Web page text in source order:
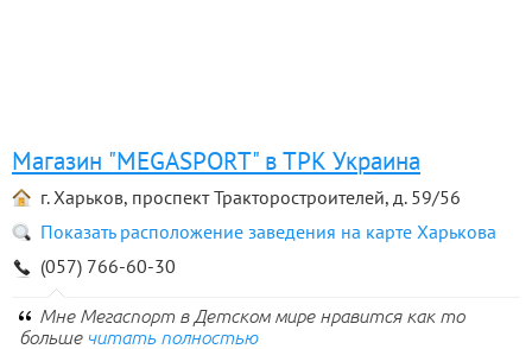
Магазин "MEGASPORT" в ТРК Украина
г. Харьков, проспект Тракторостроителей, д. 59/56
Показать расположение заведения на карте Харькова
(057) 766-60-30
Мне Мегаспорт в Детском мире нравится как то
больше читать полностью